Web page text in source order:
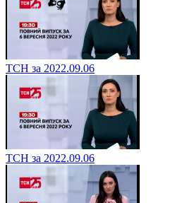
ТСН за 2022.09.06
ТСН за 2022.09.06